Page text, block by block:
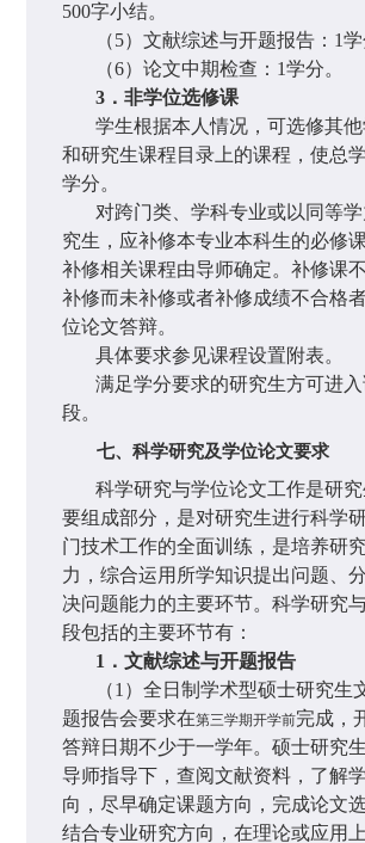
500字小结。
（5）文献综述与开题报告： 1
（6）论文中期检查： 1学分。
3 ．非学位选修课
学生根据本人情况，可选修其
和研究生课程目录上的课程，使总
学分。
对跨门类、学科专业或以同等
究生，应补修本专业本科生的必修
补修相关课程由导师确定。补修课
补修而未补修或者补修成绩不合格
位论文答辩。
具体要求参见课程设置附表。
满足学分要求的研究生方可进
段。
七、科学研究及学位论文要求
科学研究与学位论文工作是研
要组成部分，是对研究生进行科学
门技术工作的全面训练，是培养研
力，综合运用所学知识提出问题、
决问题能力的主要环节。科学研究
段包括的主要环节有：
1 ．文献综述与开题报告
（1）全日制学术型硕士研究生
题报告会要求在第三学期开学前完成，
答辩日期不少于一学年。硕士研究
导师指导下，查阅文献资料，了解
向，尽早确定课题方向，完成论文
结合专业研究方向，在理论或应用